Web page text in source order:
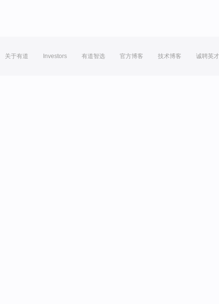
关于有道 Investors 有道智选 官方博客 技术博客 诚聘英才